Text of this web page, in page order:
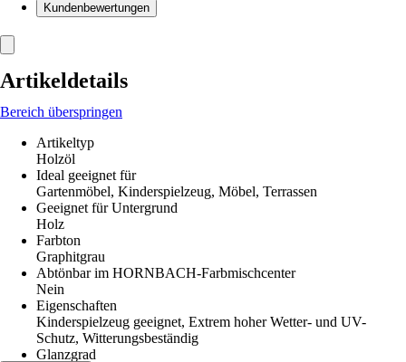
Kundenbewertungen
Artikeldetails
Bereich überspringen
Artikeltyp
Holzöl
Ideal geeignet für
Gartenmöbel, Kinderspielzeug, Möbel, Terrassen
Geeignet für Untergrund
Holz
Farbton
Graphitgrau
Abtönbar im HORNBACH-Farbmischcenter
Nein
Eigenschaften
Kinderspielzeug geeignet, Extrem hoher Wetter- und UV-
Schutz, Witterungsbeständig
Glanzgrad